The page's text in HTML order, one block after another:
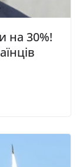
на 30%!